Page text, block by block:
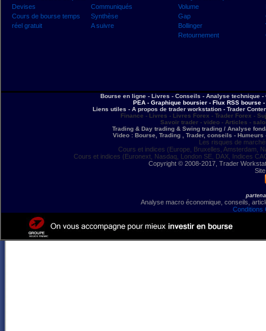
Devises
Cours de bourse temps
réel gratuit
Communiqués
Synthèse
A suivre
Volume
Gap
Bollinger
Retournement
Bourse en ligne - Livres - Conseils - Analyse technique
PEA - Graphique boursier - Flux RSS bourse
Liens utiles - A propos de trader workstation - Trader
Finance - Livres - Livres Forex - Trader Forex -
Savoir trader - video - Articles -
Trading & Day trading & Swing trading / Analyse
Video : Bourse, Trading , Trader, conseils -
Les risques de
Cours et indices (Europe, Bruxelles, Amsterdam,
Cours et indices (Euronext, Nasdaq, London SE, DAX, Indices
Copyright © 2008-2017, Trader
Analyse macro économique, conseils,
Conditions